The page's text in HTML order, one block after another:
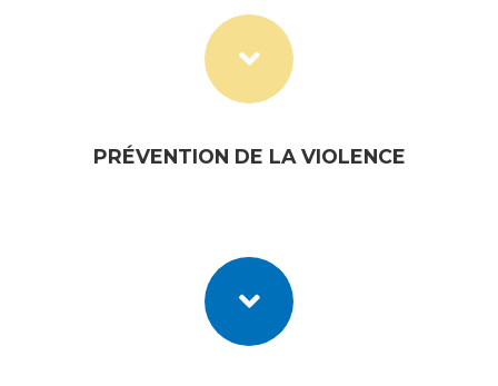
PRÉVENTION DE LA VIOLENCE